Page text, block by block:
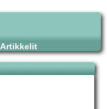
Artikkelit